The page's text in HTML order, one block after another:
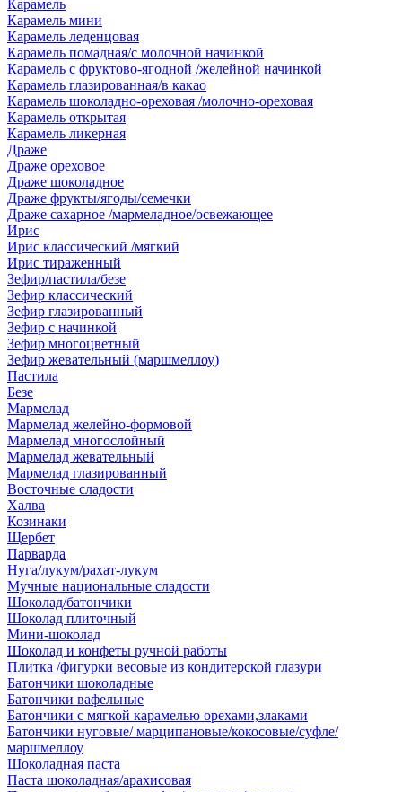
Карамель
Карамель мини
Карамель леденцовая
Карамель помадная/с молочной начинкой
Карамель с фруктово-ягодной /желейной начинкой
Карамель глазированная/в какао
Карамель шоколадно-ореховая /молочно-ореховая
Карамель открытая
Карамель ликерная
Драже
Драже ореховое
Драже шоколадное
Драже фрукты/ягоды/семечки
Драже сахарное /мармеладное/освежающее
Ирис
Ирис классический /мягкий
Ирис тираженный
Зефир/пастила/безе
Зефир классический
Зефир глазированный
Зефир с начинкой
Зефир многоцветный
Зефир жевательный (маршмеллоу)
Пастила
Безе
Мармелад
Мармелад желейно-формовой
Мармелад многослойный
Мармелад жевательный
Мармелад глазированный
Восточные сладости
Халва
Козинаки
Щербет
Парварда
Нуга/лукум/рахат-лукум
Мучные национальные сладости
Шоколад/батончики
Шоколад плиточный
Мини-шоколад
Шоколад и конфеты ручной работы
Плитка /фигурки весовые из кондитерской глазури
Батончики шоколадные
Батончики вафельные
Батончики с мягкой карамелью орехами,злаками
Батончики нуговые/ марципановые/кокосовые/суфле/
маршмеллоу
Шоколадная паста
Паста шоколадная/арахисовая